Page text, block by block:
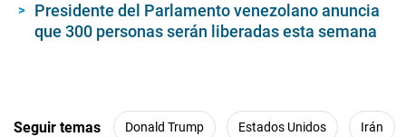
Presidente del Parlamento venezolano anuncia
que 300 personas serán liberadas esta semana
Seguir temas Donald Trump Estados Unidos Irán